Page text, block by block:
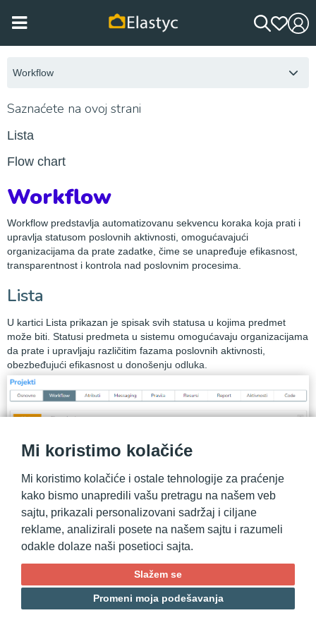
Mi koristimo kolačiće
Mi koristimo kolačiće i ostale tehnologije za praćenje
kako bismo unapredili vašu pretragu na našem veb
sajtu, prikazali personalizovani sadržaj i ciljane
reklame, analizirali posete na našem sajtu i razumeli
odakle dolaze naši posetioci sajta.
Slažem se
Promeni moja podešavanja
Workflow
Saznaćete na ovoj strani
Lista
Flow chart
Workflow
Workflow predstavlja automatizovanu sekvencu koraka koja prati i
upravlja statusom poslovnih aktivnosti, omogućavajući
organizacijama da prate zadatke, čime se unapređuje efikasnost,
transparentnost i kontrola nad poslovnim procesima.
Lista
U kartici Lista prikazan je spisak svih statusa u kojima predmet
može biti. Statusi predmeta u sistemu omogućavaju organizacijama
da prate i upravljaju različitim fazama poslovnih aktivnosti,
obezbeđujući efikasnost u donošenju odluka.
Otvaranjem jednog od statusa, dobijemo prikaz njegovih
karakteristika.